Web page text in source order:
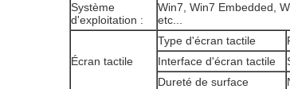
Système
d'exploitation :
Win7, Win7 Embedded,
etc...
Écran tactile
Type d'écran tactile
Interface d'écran tactile
Dureté de surface